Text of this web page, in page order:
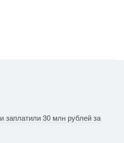
заплатили 30 млн рублей за